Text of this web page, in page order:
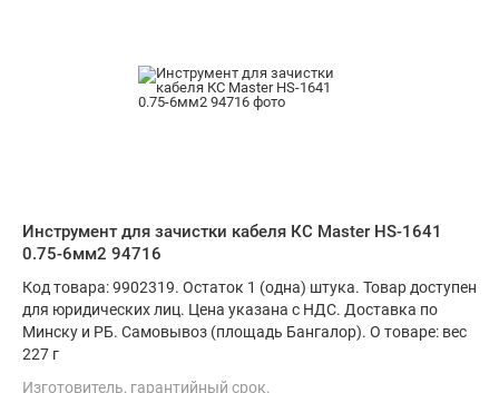
Инструмент для зачистки кабеля КС Master HS-1641
0.75-6мм2 94716
Код товара: 9902319. Остаток 1 (одна) штука. Товар доступен
для юридических лиц. Цена указана с НДС. Доставка по
Минску и РБ. Самовывоз (площадь Бангалор). О товаре: вес
227 г
Изготовитель, гарантийный срок.